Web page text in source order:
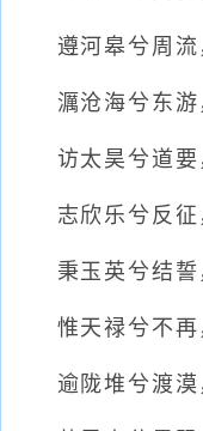
遵河皋兮周流
濿沧海兮东游
访太昊兮道要
志欣乐兮反征
秉玉英兮结誓
惟天禄兮不再
逾陇堆兮渡漠